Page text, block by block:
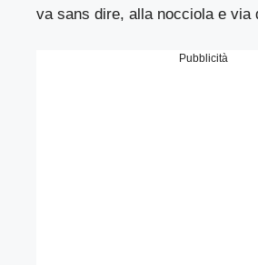
va sans dire, alla nocciola e via
Pubblicità